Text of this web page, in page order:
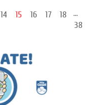
14 15 16 17 18
...
38